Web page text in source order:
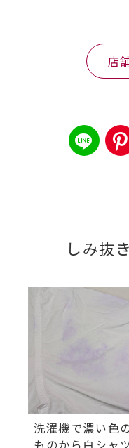
店
しみ抜
洗濯機で濃い色
ものから白シャ